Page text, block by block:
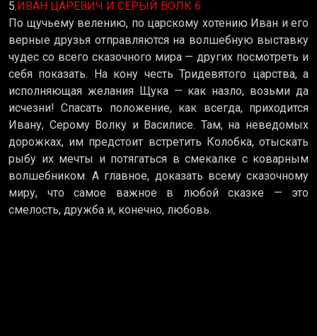
5. ИВАН ЦАРЕВИЧ И СЕРЫЙ ВОЛК 6
По щучьему велению, по царскому хотению Иван и его
верные друзья отправляются на волшебную выставку
чудес со всего сказочного мира — других посмотреть и
себя показать. На кону честь Тридевятого царства, а
исполняющая желания Щука — как назло, возьми да
исчезни! Спасать положение, как всегда, приходится
Ивану, Серому Волку и Василисе. Там, на неведомых
дорожках, им предстоит встретить Колобка, отыскать
рыбу их мечты и потягаться в смекалке с коварным
волшебником. А главное, доказать всему сказочному
миру, что самое важное в любой сказке — это
смелость, дружба и, конечно, любовь.